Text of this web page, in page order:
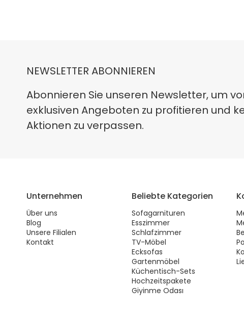
NEWSLETTER ABONNIEREN
Abonnieren Sie unseren Newsletter, um
exklusiven Angeboten zu profitieren und
Aktionen zu verpassen.
Unternehmen
Über uns
Blog
Unsere Filialen
Kontakt
Beliebte Kategorien
Sofagarnituren
Esszimmer
Schlafzimmer
TV-Möbel
Ecksofas
Gartenmöbel
Küchentisch-Sets
Hochzeitspakete
Giyinme Odası